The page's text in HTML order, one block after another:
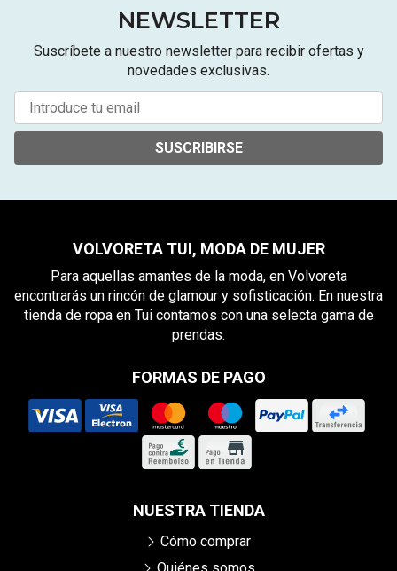
NEWSLETTER
Suscríbete a nuestro newsletter para recibir ofertas y
novedades exclusivas.
SUSCRIBIRSE
VOLVORETA TUI, MODA DE MUJER
Para aquellas amantes de la moda, en Volvoreta
encontrarás un rincón de glamour y sofisticación. En nuestra
tienda de ropa en Tui contamos con una selecta gama de
prendas.
FORMAS DE PAGO
NUESTRA TIENDA
Cómo comprar
Quiénes somos